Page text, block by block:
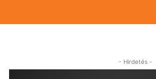
- Hirdetés -